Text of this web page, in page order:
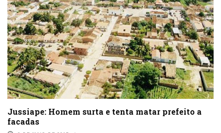
Jussiape: Homem surta e tenta matar prefeito a
facadas